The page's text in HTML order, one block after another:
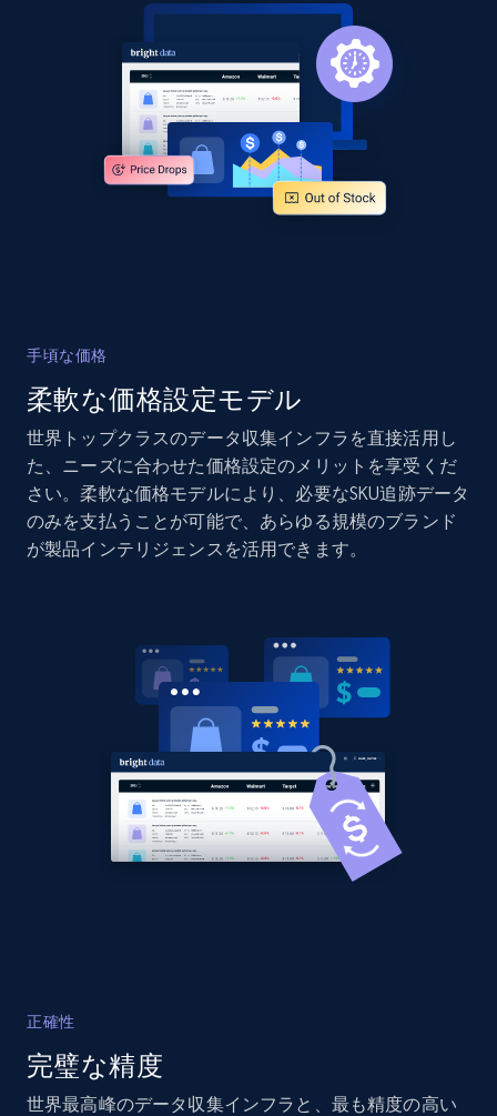
2.1K+ 355+ 今すぐ始める
Home Depot US - Discover products by
specified UPC
Home Depot US - Discovery products by
specific category URL
URL, Domain, Country code, Model number,
Sku, Product id, Product name, Manufacturer,
and more.
Amazon products global dataset
Title, Seller name, Brand, Description, Initial
price, Currency, Availability, Reviews count, and
今すぐ始める
products by specific category URL
price, Currency, Availability, Reviews count, and
more.
手頃な価格
柔軟な価格設定モデル
世界トップクラスのデータ収集インフラを直接活用し
た、ニーズに合わせた価格設定のメリットを享受くだ
さい。柔軟な価格モデルにより、必要なSKU追跡データ
のみを支払うことが可能で、あらゆる規模のブランド
が製品インテリジェンスを活用できます。
正確性
完璧な精度
世界最高峰のデータ収集インフラと、最も精度の高い